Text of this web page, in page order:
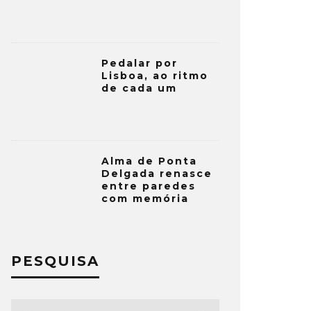
Pedalar por
Lisboa, ao ritmo
de cada um
Alma de Ponta
Delgada renasce
entre paredes
com memória
PESQUISA